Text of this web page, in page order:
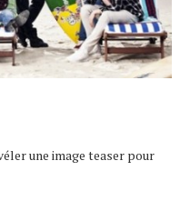
une image teaser pour